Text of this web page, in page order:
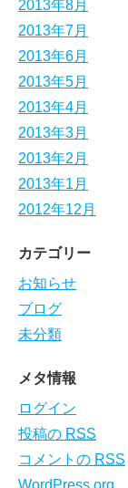
2013年8月
2013年7月
2013年6月
2013年5月
2013年4月
2013年3月
2013年2月
2013年1月
2012年12月
カテゴリー
お知らせ
ブログ
未分類
メタ情報
ログイン
投稿の RSS
コメントの RSS
WordPress.org